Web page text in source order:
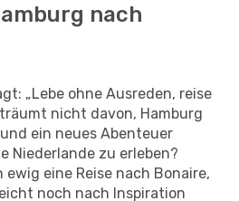
nach
„Lebe ohne Ausreden, reise
träumt nicht davon, Hamburg
ein neues Abenteuer
Niederlande zu erleben?
ewig eine Reise nach Bonaire,
noch nach Inspiration